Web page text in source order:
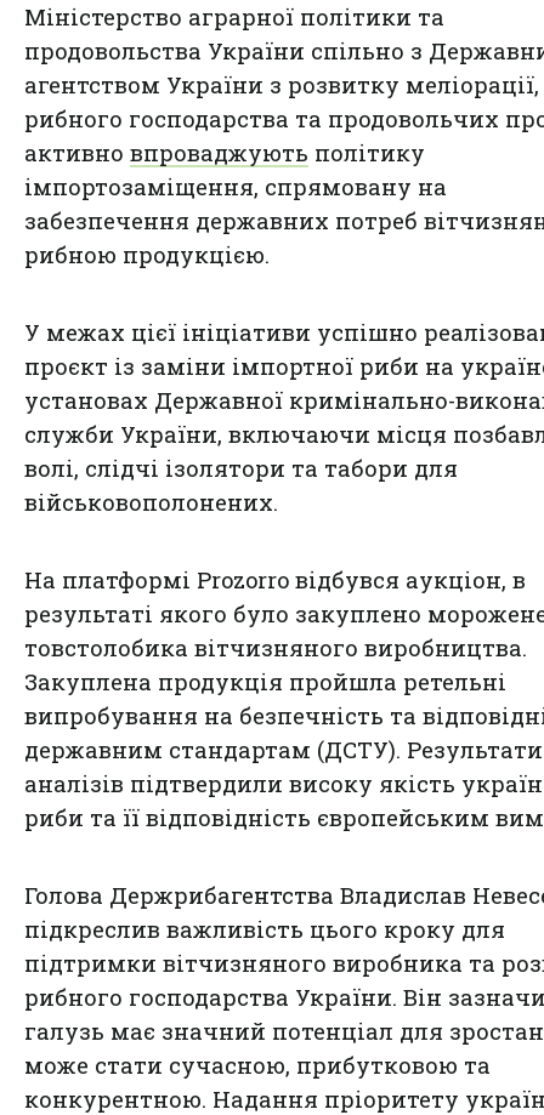
Міністерство аграрної політики та
продовольства України спільно з
агентством України з розвитку меліорації,
рибного господарства та продовольчих
активно впроваджують політику
імпортозаміщення, спрямовану на
забезпечення державних потреб
рибною продукцією.
У межах цієї ініціативи успішно
проєкт із заміни імпортної риби на
установах Державної кримінально-
служби України, включаючи місця
волі, слідчі ізолятори та табори для
військовополонених.
На платформі Prozorro відбувся аукціон, в
результаті якого було закуплено
товстолобика вітчизняного виробництва.
Закуплена продукція пройшла ретельні
випробування на безпечність та
державним стандартам (ДСТУ). Результати
аналізів підтвердили високу якість
риби та її відповідність європейським
Голова Держрибагентства Владислав
підкреслив важливість цього кроку для
підтримки вітчизняного виробника та
рибного господарства України. Він
галузь має значний потенціал для
може стати сучасною, прибутковою та
конкурентною. Надання пріоритету